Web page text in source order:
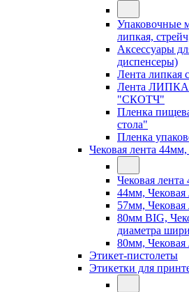
Упаковочные
липкая,
Аксессуары
диспенсеры)
Лента
Лента
"СКОТЧ"
Пленка
стола"
Пленка
Чековая лента
Чековая
44мм,
57мм,
80мм BIG,
диаметра
80мм,
Этикет-пистолеты
Этикетки для